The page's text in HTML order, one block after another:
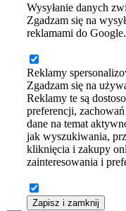
Wysyłanie danych
Zgadzam się na
reklamami do Google.
Reklamy
Zgadzam się na
Reklamy te są
preferencji,
dane na temat
jak wyszukiwania,
kliknięcia i zakupy
zainteresowania i
Zapisz i zamknij